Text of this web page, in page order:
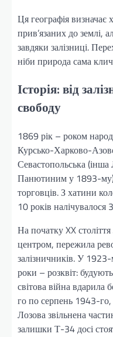
Ця географія визначає
прив’язаних до землі,
завдяки залізниці.
ніби природа сама
Історія: від
свободу
1869 рік – роком
Курсько-Харково-
Севастопольська
Панютиним у 1893-му)
торговців. З хатини
10 років налічувалося
На початку XX
центром, пережила
залізничників. У
роки – розквіт:
світова війна
го по серпень 1943-го,
Лозова звільнена
залишки Т-34 досі